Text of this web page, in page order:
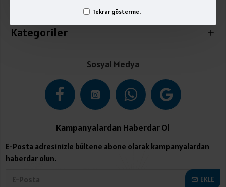
Tekrar gösterme.
Kategoriler
Sosyal Medya
Kampanyalardan Haberdar Ol
E-Posta adresinizle bültene abone olarak kampanyalardan
haberdar olun.
EKLE